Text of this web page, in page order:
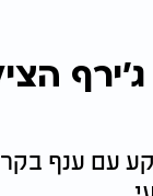
עם ענף